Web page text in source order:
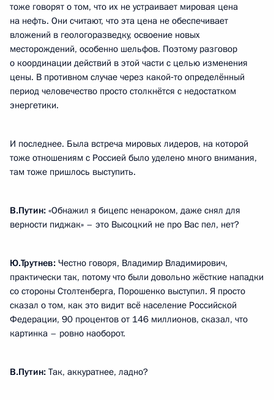
тоже говорят о том, что их не устраивает мировая цена
на нефть. Они считают, что эта цена не обеспечивает
вложений в геологоразведку, освоение новых
месторождений, особенно шельфов. Поэтому разговор
о координации действий в этой части с целью изменения
цены. В противном случае через какой‑то определённый
период человечество просто столкнётся с недостатком
энергетики.
И последнее. Была встреча мировых лидеров, на которой
тоже отношениям с Россией было уделено много внимания,
там тоже пришлось выступить.
В.Путин: «Обнажил я бицепс ненароком, даже снял для
верности пиджак» – это Высоцкий не про Вас пел, нет?
Ю.Трутнев: Честно говоря, Владимир Владимирович,
практически так, потому что были довольно жёсткие нападки
со стороны Столтенберга, Порошенко выступил. Я просто
сказал о том, как это видит всё население Российской
Федерации, 90 процентов от 146 миллионов, сказал, что
картинка – ровно наоборот.
В.Путин: Так, аккуратнее, ладно?